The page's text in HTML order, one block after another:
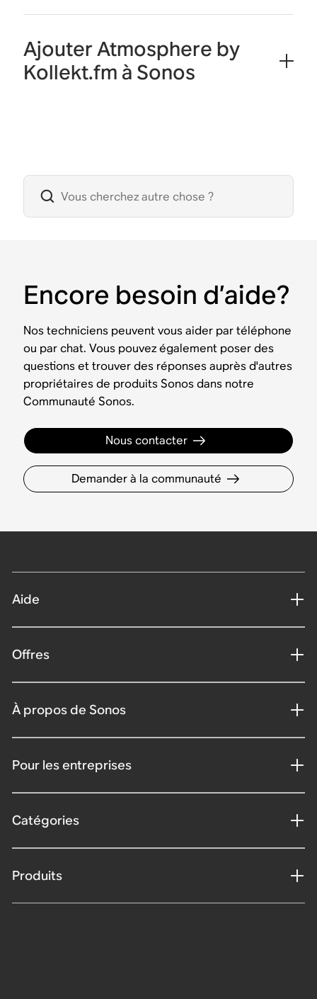
Ajouter Atmosphere by
Kollekt.fm à Sonos
Encore besoin d’aide?
Nos techniciens peuvent vous aider par téléphone
ou par chat. Vous pouvez également poser des
questions et trouver des réponses auprès d'autres
propriétaires de produits Sonos dans notre
Communauté Sonos.
Nous contacter
Demander à la communauté
Aide
Offres
À propos de Sonos
Pour les entreprises
Catégories
Produits